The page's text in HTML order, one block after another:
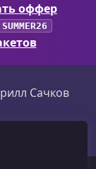
оффер
SUMMER26
Сачков